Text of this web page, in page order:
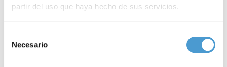
partir del uso que haya hecho de sus servicios.
de cookies
Necesario
vinculadas a la
que han de tener las acciones y